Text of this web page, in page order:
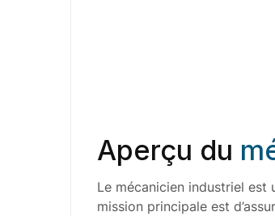
Aperçu du
Le mécanicien industriel
mission principale est